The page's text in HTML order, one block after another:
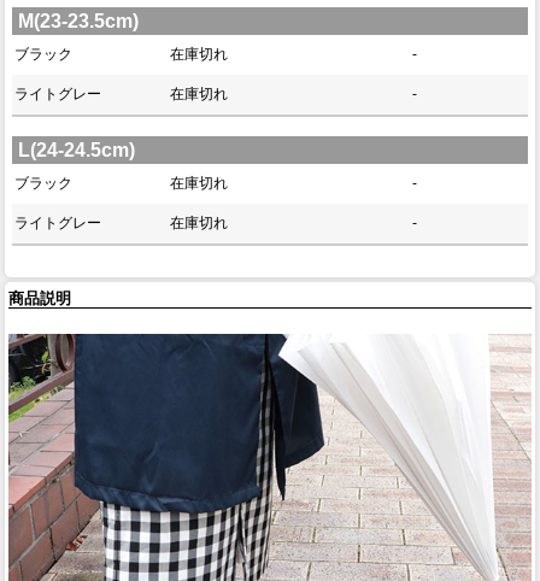
M(23-23.5cm)
ブラック 在庫切れ -
ライトグレー 在庫切れ -
L(24-24.5cm)
ブラック 在庫切れ -
ライトグレー 在庫切れ -
商品説明